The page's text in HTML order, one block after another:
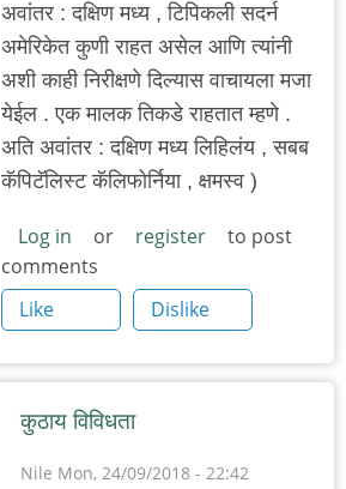
अवांतर : दक्षिण मध्य , टिपिकली सदर्न
अमेरिकेत कुणी राहत असेल आणि त्यांनी
अशी काही निरीक्षणे दिल्यास वाचायला मजा
येईल . एक मालक तिकडे राहतात म्हणे .
अति अवांतर : दक्षिण मध्य लिहिलंय , सबब
कॅपिटॅलिस्ट कॅलिफोर्निया , क्षमस्व )
Log in or register
to post
comments
Like
Dislike
कुठाय विविधता
Nile Mon, 24/09/2018 - 22:42